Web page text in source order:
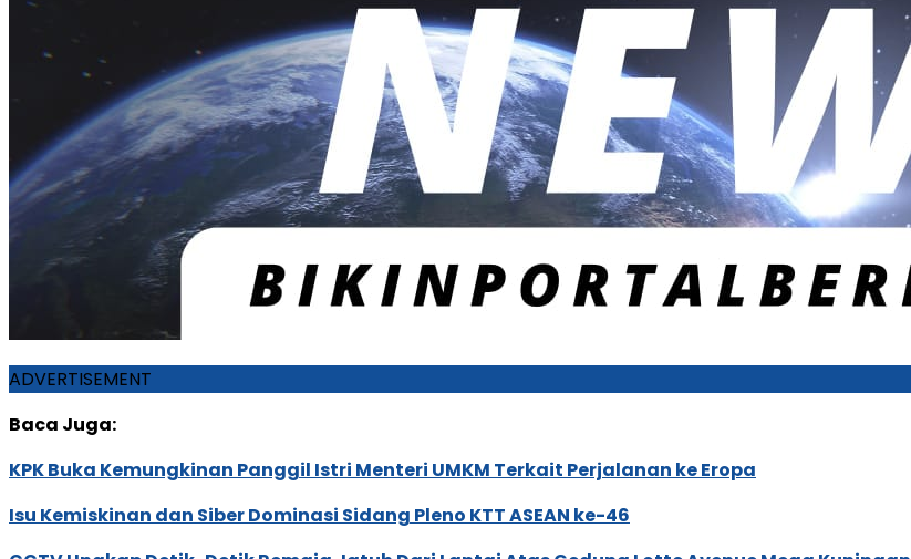
ADVERTISEMENT
Baca Juga:
KPK Buka Kemungkinan Panggil Istri Menteri UMKM Terkait Perjalanan ke Eropa
Isu Kemiskinan dan Siber Dominasi Sidang Pleno KTT ASEAN ke-46